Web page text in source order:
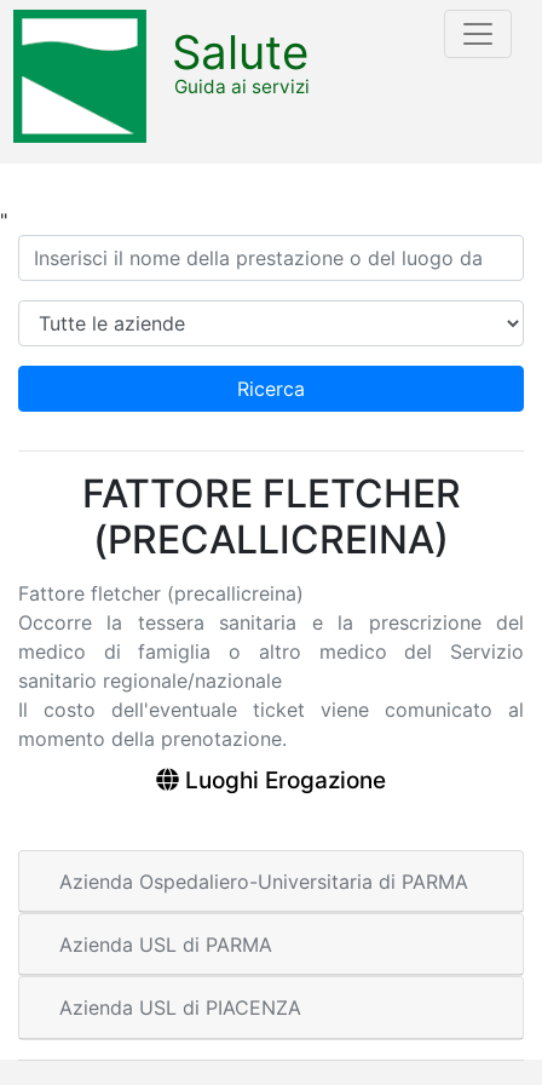
"
Salute
Guida ai servizi
Ricerca
Azienda
Ricerca
FATTORE FLETCHER
(PRECALLICREINA)
Fattore fletcher (precallicreina)
Occorre la tessera sanitaria e la prescrizione del
medico di famiglia o altro medico del Servizio
sanitario regionale/nazionale
Il costo dell'eventuale ticket viene comunicato al
momento della prenotazione.
Luoghi Erogazione
Azienda Ospedaliero-Universitaria di PARMA
Azienda USL di PARMA
Azienda USL di PIACENZA